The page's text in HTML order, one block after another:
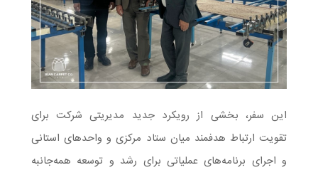
این سفر، بخشی از رویکرد جدید مدیریتی شرکت برای
تقویت ارتباط هدفمند میان ستاد مرکزی و واحدهای استانی
و اجرای برنامه‌های عملیاتی برای رشد و توسعه همه‌جانبه